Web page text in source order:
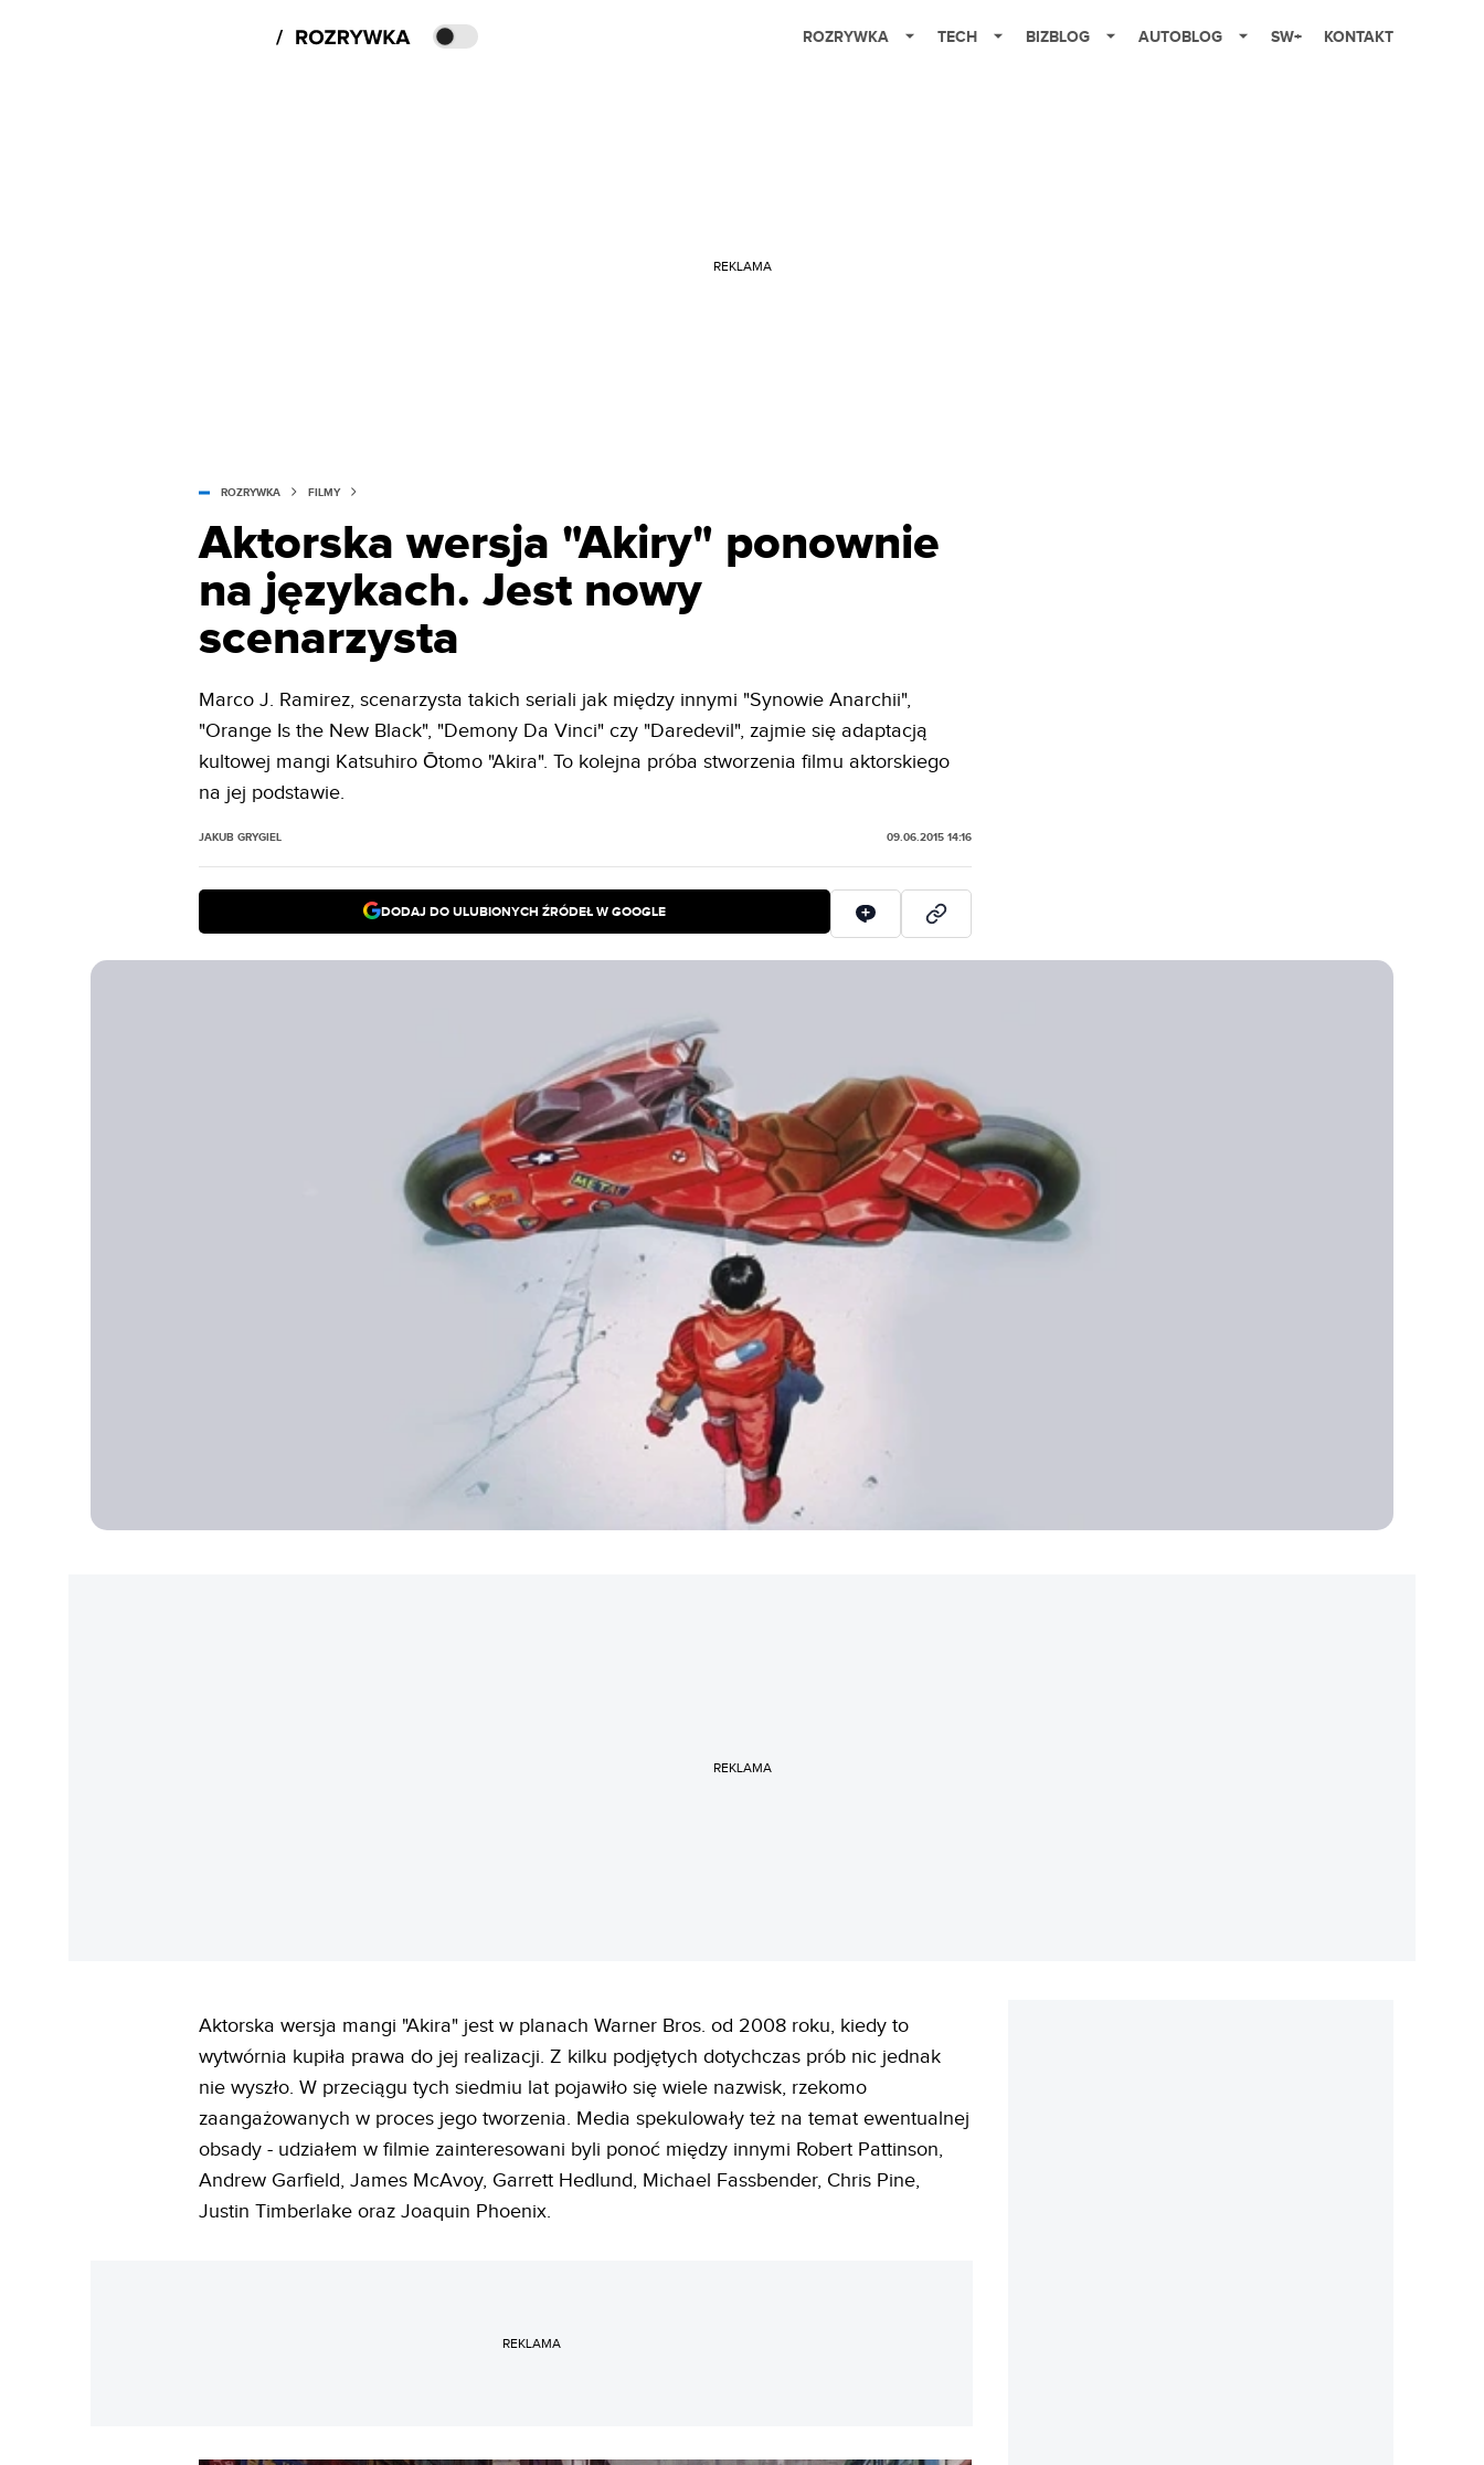
ROZRYWKA TECH BIZBLOG AUTOBLOG SW+ KONTAKT
REKLAMA
ROZRYWKA FILMY
Aktorska wersja "Akiry" ponownie
na językach. Jest nowy
scenarzysta
Marco J. Ramirez, scenarzysta takich seriali jak między innymi "Synowie Anarchii",
"Orange Is the New Black", "Demony Da Vinci" czy "Daredevil", zajmie się adaptacją
kultowej mangi Katsuhiro Ōtomo "Akira". To kolejna próba stworzenia filmu aktorskiego
na jej podstawie.
JAKUB GRYGIEL 09.06.2015 14:16
DODAJ DO ULUBIONYCH ŹRÓDEŁ W GOOGLE
REKLAMA
Aktorska wersja mangi "Akira" jest w planach Warner Bros. od 2008 roku, kiedy to
wytwórnia kupiła prawa do jej realizacji. Z kilku podjętych dotychczas prób nic jednak
nie wyszło. W przeciągu tych siedmiu lat pojawiło się wiele nazwisk, rzekomo
zaangażowanych w proces jego tworzenia. Media spekulowały też na temat ewentualnej
obsady - udziałem w filmie zainteresowani byli ponoć między innymi Robert Pattinson,
Andrew Garfield, James McAvoy, Garrett Hedlund, Michael Fassbender, Chris Pine,
Justin Timberlake oraz Joaquin Phoenix.
REKLAMA